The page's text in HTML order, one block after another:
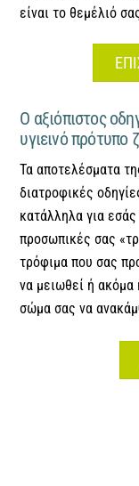
είναι το θεμέλιό
Ο αξιόπιστος
υγιεινό πρότυπο
Τα αποτελέσματα
διατροφικές
κατάλληλα για
προσωπικές σας
τρόφιμα που σας
να μειωθεί ή ακόμα
σώμα σας να